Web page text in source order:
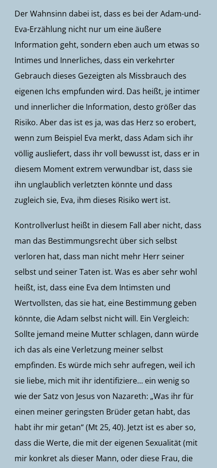
Der Wahnsinn dabei ist, dass es bei der Adam-und-
Eva-Erzählung nicht nur um eine äußere
Information geht, sondern eben auch um etwas so
Intimes und Innerliches, dass ein verkehrter
Gebrauch dieses Gezeigten als Missbrauch des
eigenen Ichs empfunden wird. Das heißt, je intimer
und innerlicher die Information, desto größer das
Risiko. Aber das ist es ja, was das Herz so erobert,
wenn zum Beispiel Eva merkt, dass Adam sich ihr
völlig ausliefert, dass ihr voll bewusst ist, dass er in
diesem Moment extrem verwundbar ist, dass sie
ihn unglaublich verletzten könnte und dass
zugleich sie, Eva, ihm dieses Risiko wert ist.
Kontrollverlust heißt in diesem Fall aber nicht, dass
man das Bestimmungsrecht über sich selbst
verloren hat, dass man nicht mehr Herr seiner
selbst und seiner Taten ist. Was es aber sehr wohl
heißt, ist, dass eine Eva dem Intimsten und
Wertvollsten, das sie hat, eine Bestimmung geben
könnte, die Adam selbst nicht will. Ein Vergleich:
Sollte jemand meine Mutter schlagen, dann würde
ich das als eine Verletzung meiner selbst
empfinden. Es würde mich sehr aufregen, weil ich
sie liebe, mich mit ihr identifiziere… ein wenig so
wie der Satz von Jesus von Nazareth: „Was ihr für
einen meiner geringsten Brüder getan habt, das
habt ihr mir getan“ (Mt 25, 40). Jetzt ist es aber so,
dass die Werte, die mit der eigenen Sexualität (mit
mir konkret als dieser Mann, oder diese Frau, die